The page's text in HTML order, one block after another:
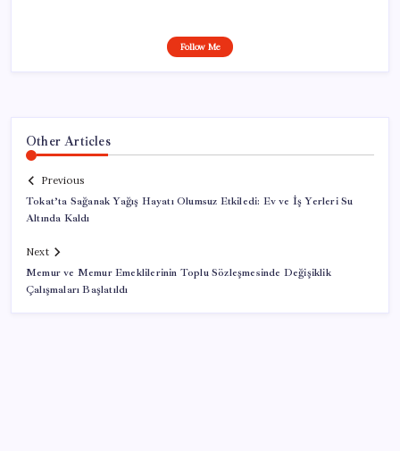
Follow Me
Other Articles
Previous
Tokat’ta Sağanak Yağış Hayatı Olumsuz Etkiledi: Ev ve İş Yerleri Su
Altında Kaldı
Next
Memur ve Memur Emeklilerinin Toplu Sözleşmesinde Değişiklik
Çalışmaları Başlatıldı